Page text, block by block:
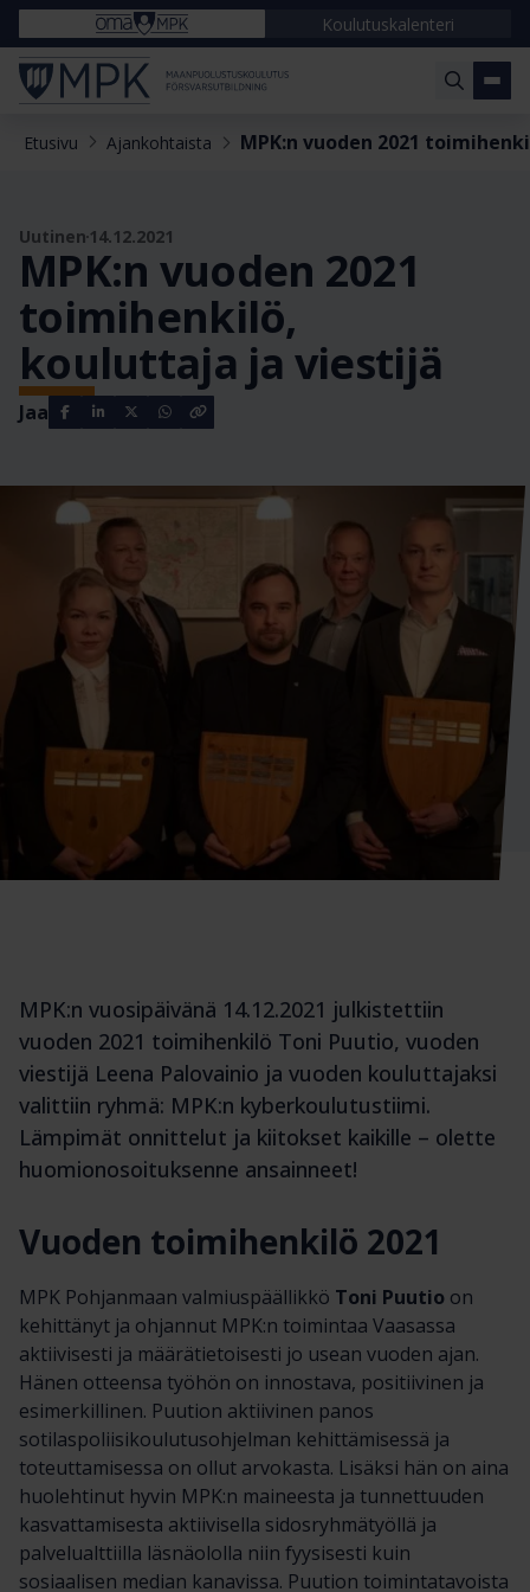
Koulutuskalenteri
Etusivu Ajankohtaista MPK:n vuoden 2021
Uutinen 14.12.2021
MPK:n vuoden 2021
toimihenkilö,
kouluttaja ja viestijä
Jaa
MPK:n vuosipäivänä 14.12.2021 julkistettiin
vuoden 2021 toimihenkilö Toni Puutio, vuoden
viestijä Leena Palovainio ja vuoden kouluttajaksi
valittiin ryhmä: MPK:n kyberkoulutustiimi.
Lämpimät onnittelut ja kiitokset kaikille – olette
huomionosoituksenne ansainneet!
Vuoden toimihenkilö 2021
MPK Pohjanmaan valmiuspäällikkö Toni Puutio on
kehittänyt ja ohjannut MPK:n toimintaa Vaasassa
aktiivisesti ja määrätietoisesti jo usean vuoden ajan.
Hänen otteensa työhön on innostava, positiivinen ja
esimerkillinen. Puution aktiivinen panos
sotilaspoliisikoulutusohjelman kehittämisessä ja
toteuttamisessa on ollut arvokasta. Lisäksi hän on aina
huolehtinut hyvin MPK:n maineesta ja tunnettuuden
kasvattamisesta aktiivisella sidosryhmätyöllä ja
palvelualttiilla läsnäololla niin fyysisesti kuin
sosiaalisen median kanavissa. Puution toimintatavoista